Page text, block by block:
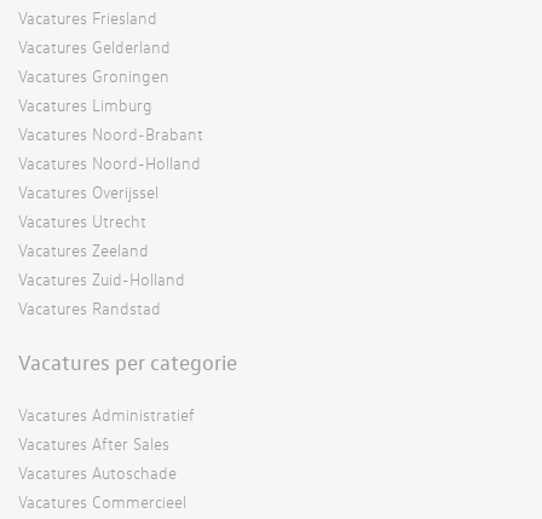
Vacatures Friesland
Vacatures Gelderland
Vacatures Groningen
Vacatures Limburg
Vacatures Noord-Brabant
Vacatures Noord-Holland
Vacatures Overijssel
Vacatures Utrecht
Vacatures Zeeland
Vacatures Zuid-Holland
Vacatures Randstad
Vacatures per categorie
Vacatures Administratief
Vacatures After Sales
Vacatures Autoschade
Vacatures Commercieel